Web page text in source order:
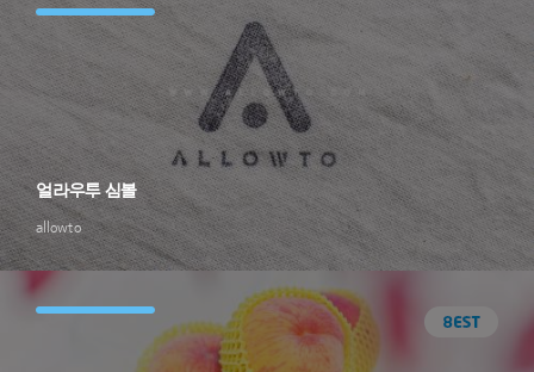
allowto
얼라우투 심볼